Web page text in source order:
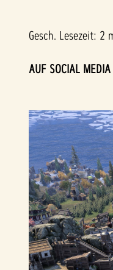
Gesch. Lesezeit 2
AUF SOCIAL